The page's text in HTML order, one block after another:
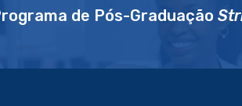
de Pós-Graduação